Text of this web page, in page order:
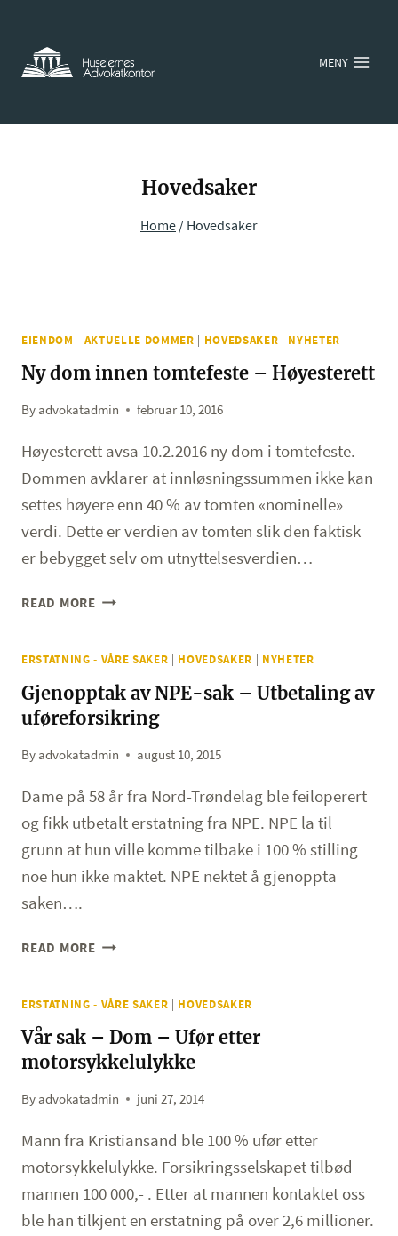
content
MENY
Hovedsaker
Home / Hovedsaker
EIENDOM - AKTUELLE DOMMER | HOVEDSAKER | NYHETER
Ny dom innen tomtefeste – Høyesterett
Byadvokatadmin februar 10, 2016
Høyesterett avsa 10.2.2016 ny dom i tomtefeste.
Dommen avklarer at innløsningssummen ikke kan
settes høyere enn 40 % av tomten «nominelle»
verdi. Dette er verdien av tomten slik den faktisk
er bebygget selv om utnyttelsesverdien…
READ MORENY
TOMTEFESTE
–
HØYESTERETT
ERSTATNING - VÅRE SAKER HOVEDSAKER NYHETER
Gjenopptak av NPE-sak – Utbetaling av
uføreforsikring
Byadvokatadmin august 10, 2015
Dame på 58 år fra Nord-Trøndelag ble feiloperert
og fikk utbetalt erstatning fra NPE. NPE la til
grunn at hun ville komme tilbake i 100 % stilling
noe hun ikke maktet. NPE nektet å gjenoppta
saken….
READ MOREGJENOPPTAK
SAK
UTBETALING
AV
UFØREFORSIKRING
ERSTATNING - VÅRE SAKER | HOVEDSAKER
Vår sak – Dom – Ufør etter
motorsykkelulykke
Byadvokatadmin juni 27, 2014
Mann fra Kristiansand ble 100 % ufør etter
motorsykkelulykke. Forsikringsselskapet tilbød
mannen 100 000,- . Etter at mannen kontaktet oss
ble han tilkjent en erstatning på over 2,6 millioner.